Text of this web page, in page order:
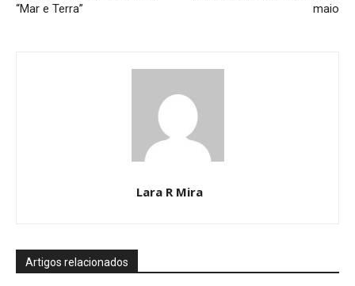
“Mar e Terra”
maio
Lara R Mira
Artigos relacionados